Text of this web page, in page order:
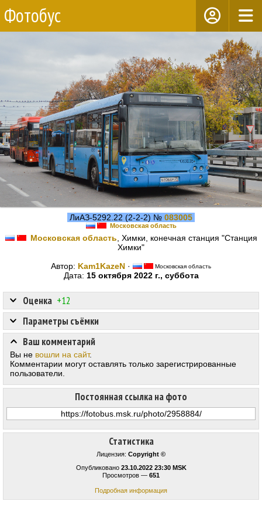
Фотобус
ЛиАЗ-5292.22 (2-2-2) № 083005
Московская область
Московская область , Химки, конечная станция "Станция
Химки"
Автор: Kam1KazeN · Московская область
Дата: 15 октября 2022 г., суббота
Статистика
Лицензия: Copyright ©
Опубликовано 23.10.2022 23:30 MSK
Просмотров — 651
Подробная информация
Оценка +12
Постоянная ссылка на фото
Параметры съёмки
Ваш комментарий
Вы не вошли на сайт.
Комментарии могут оставлять только зарегистрированные
пользователи.